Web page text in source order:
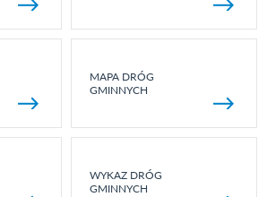
MAPA DRÓG
GMINNYCH
WYKAZ DRÓG
GMINNYCH